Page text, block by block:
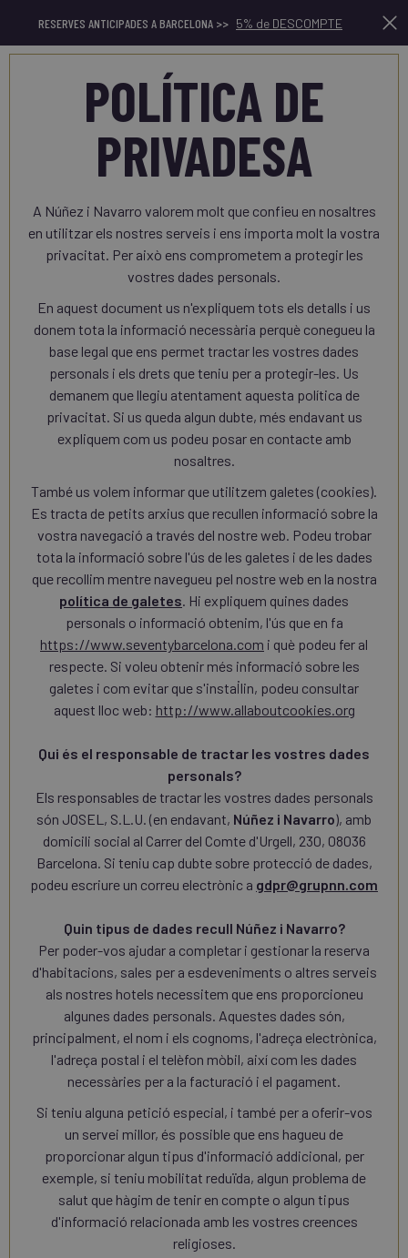
RESERVES ANTICIPADES A BARCELONA >> 5% de DESCOMPTE Ca
POLÍTICA DE
PRIVADESA
A Núñez i Navarro valorem molt que confieu en nosaltres
en utilitzar els nostres serveis i ens importa molt la vostra
privacitat. Per això ens comprometem a protegir les
vostres dades personals.
En aquest document us n'expliquem tots els detalls i us
donem tota la informació necessària perquè conegueu la
base legal que ens permet tractar les vostres dades
personals i els drets que teniu per a protegir-les. Us
demanem que llegiu atentament aquesta política de
privacitat. Si us queda algun dubte, més endavant us
expliquem com us podeu posar en contacte amb
nosaltres.
També us volem informar que utilitzem galetes (cookies).
Es tracta de petits arxius que recullen informació sobre la
vostra navegació a través del nostre web. Podeu trobar
tota la informació sobre l'ús de les galetes i de les dades
que recollim mentre navegueu pel nostre web en la nostra
política de galetes. Hi expliquem quines dades
personals o informació obtenim, l'ús que en fa
https://www.seventybarcelona.com i què podeu fer al
respecte. Si voleu obtenir més informació sobre les
galetes i com evitar que s'instal·lin, podeu consultar
aquest lloc web: http://www.allaboutcookies.org
Qui és el responsable de tractar les vostres dades
personals?
Els responsables de tractar les vostres dades personals
són JOSEL, S.L.U. (en endavant, Núñez i Navarro), amb
domicili social al Carrer del Comte d'Urgell, 230, 08036
Barcelona. Si teniu cap dubte sobre protecció de dades,
podeu escriure un correu electrònic a gdpr@grupnn.com
Quin tipus de dades recull Núñez i Navarro?
Per poder-vos ajudar a completar i gestionar la reserva
d'habitacions, sales per a esdeveniments o altres serveis
als nostres hotels necessitem que ens proporcioneu
algunes dades personals. Aquestes dades són,
principalment, el nom i els cognoms, l'adreça electrònica,
l'adreça postal i el telèfon mòbil, així com les dades
necessàries per a la facturació i el pagament.
Si teniu alguna petició especial, i també per a oferir-vos
un servei millor, és possible que ens hagueu de
proporcionar algun tipus d'informació addicional, per
exemple, si teniu mobilitat reduïda, algun problema de
salut que hàgim de tenir en compte o algun tipus
d'informació relacionada amb les vostres creences
religioses.